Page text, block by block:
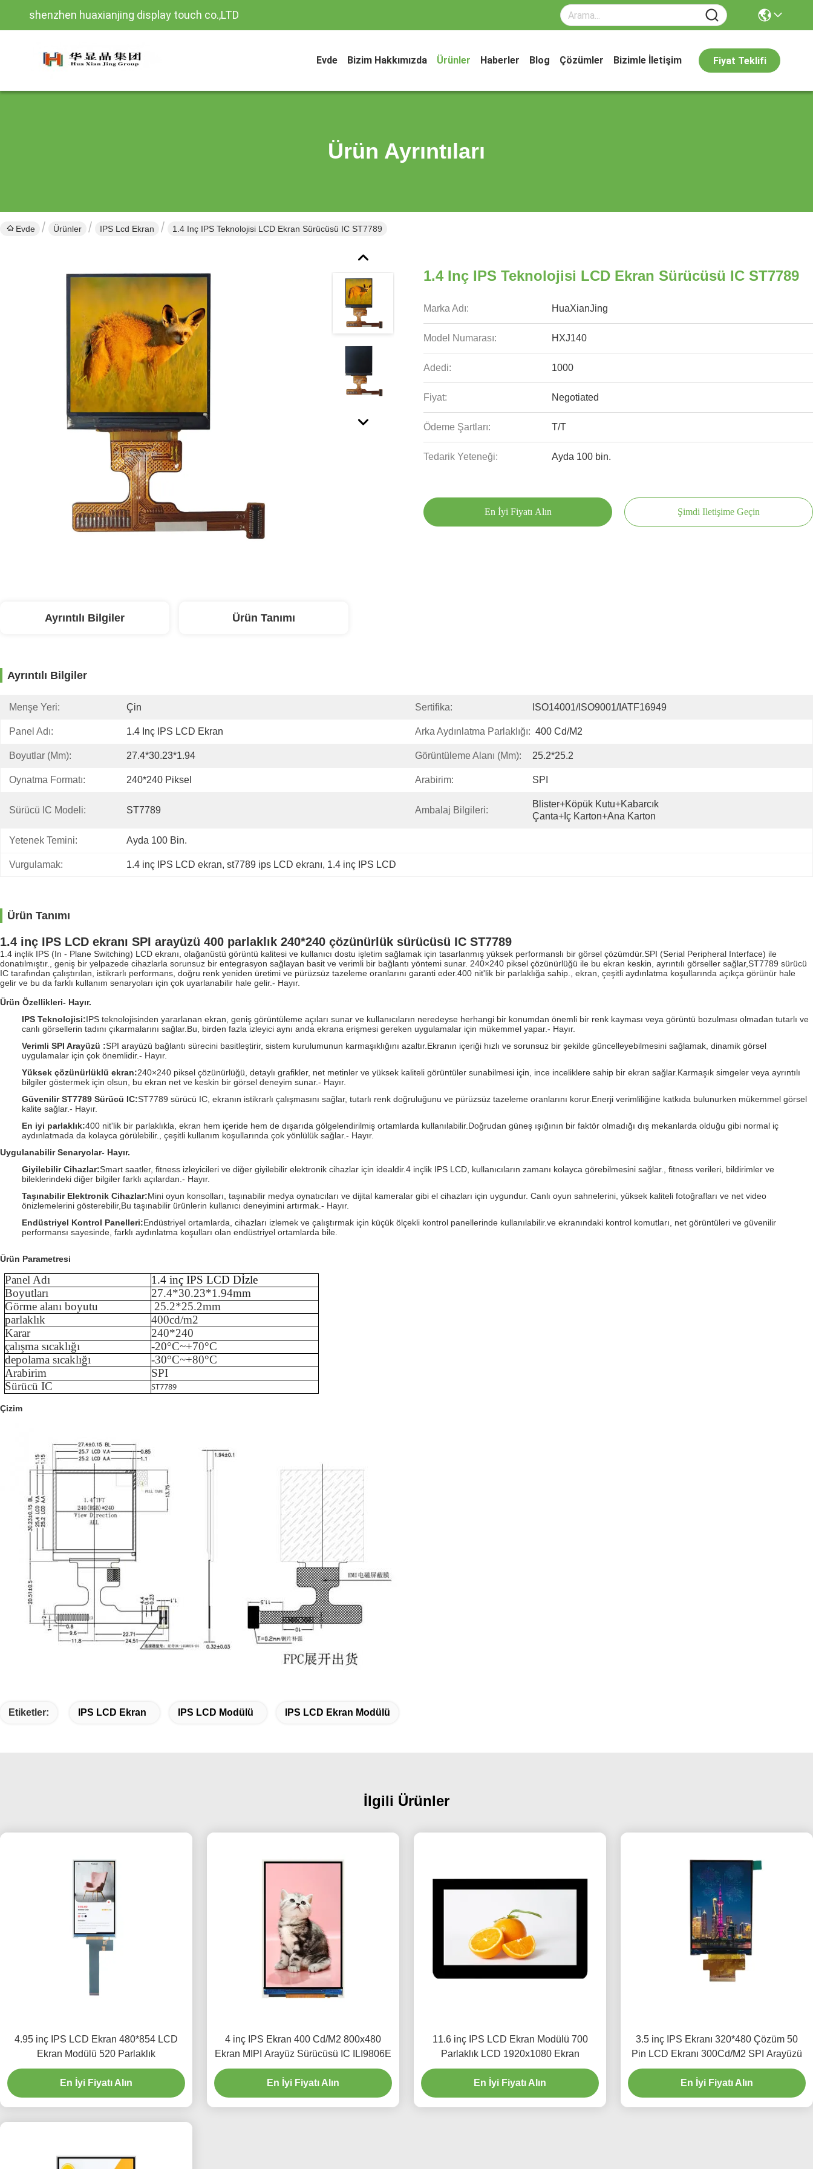
shenzhen huaxianjing display touch co.,LTD
Evde Bizim Hakkımızda Ürünler Haberler Blog Çözümler Bizimle İletişim Fiyat Teklifi
Ürün Ayrıntıları
Evde Ürünler IPS Lcd Ekran 1.4 Inç IPS Teknolojisi LCD Ekran Sürücüsü IC ST7789
1.4 Inç IPS Teknolojisi LCD Ekran Sürücüsü IC ST7789
Marka Adı: HuaXianJing
Model Numarası: HXJ140
Adedi: 1000
Fiyat: Negotiated
Ödeme Şartları: T/T
Tedarik Yeteneği: Ayda 100 bin.
En İyi Fiyatı Alın Şimdi Iletişime Geçin
Ayrıntılı Bilgiler Ürün Tanımı
Ayrıntılı Bilgiler
Menşe Yeri: Çin Sertifika: ISO14001/ISO9001/IATF16949
Panel Adı: 1.4 Inç IPS LCD Ekran Arka Aydınlatma Parlaklığı: 400 Cd/m2
Boyutlar (mm): 27.4*30.23*1.94 Görüntüleme Alanı (mm): 25.2*25.2
Oynatma Formatı: 240*240 Piksel Arabirim: SPI
Sürücü IC Modeli: ST7789 Ambalaj Bilgileri:
Blister+köpük Kutu+kabarcık
Çanta+iç Karton+ana Karton
Yetenek Temini: Ayda 100 Bin.
Vurgulamak: 1.4 inç IPS LCD ekran, st7789 ips LCD ekranı, 1.4 inç IPS LCD
Ürün Tanımı
1.4 inç IPS LCD ekranı SPI arayüzü 400 parlaklık 240*240 çözünürlük sürücüsü IC ST7789
1.4 inçlik IPS (In - Plane Switching) LCD ekranı, olağanüstü görüntü kalitesi ve kullanıcı dostu işletim sağlamak için tasarlanmış yüksek performanslı bir görsel çözümdür.SPI (Serial Peripheral Interface) ile
donatılmıştır., geniş bir yelpazede cihazlarla sorunsuz bir entegrasyon sağlayan basit ve verimli bir bağlantı yöntemi sunar. 240×240 piksel çözünürlüğü ile bu ekran keskin, ayrıntılı görseller sağlar,ST7789 sürücü
IC tarafından çalıştırılan, istikrarlı performans, doğru renk yeniden üretimi ve pürüzsüz tazeleme oranlarını garanti eder.400 nit'lik bir parlaklığa sahip., ekran, çeşitli aydınlatma koşullarında açıkça görünür hale
gelir ve bu da farklı kullanım senaryoları için çok uyarlanabilir hale gelir.- Hayır.
Ürün Özellikleri- Hayır.
IPS Teknolojisi:IPS teknolojisinden yararlanan ekran, geniş görüntüleme açıları sunar ve kullanıcıların neredeyse herhangi bir konumdan önemli bir renk kayması veya görüntü bozulması olmadan tutarlı ve
canlı görsellerin tadını çıkarmalarını sağlar.Bu, birden fazla izleyici aynı anda ekrana erişmesi gereken uygulamalar için mükemmel yapar.- Hayır.
Verimli SPI Arayüzü :SPI arayüzü bağlantı sürecini basitleştirir, sistem kurulumunun karmaşıklığını azaltır.Ekranın içeriği hızlı ve sorunsuz bir şekilde güncelleyebilmesini sağlamak, dinamik görsel
uygulamalar için çok önemlidir.- Hayır.
Yüksek çözünürlüklü ekran:240×240 piksel çözünürlüğü, detaylı grafikler, net metinler ve yüksek kaliteli görüntüler sunabilmesi için, ince inceliklere sahip bir ekran sağlar.Karmaşık simgeler veya ayrıntılı
bilgiler göstermek için olsun, bu ekran net ve keskin bir görsel deneyim sunar.- Hayır.
Güvenilir ST7789 Sürücü IC:ST7789 sürücü IC, ekranın istikrarlı çalışmasını sağlar, tutarlı renk doğruluğunu ve pürüzsüz tazeleme oranlarını korur.Enerji verimliliğine katkıda bulunurken mükemmel görsel
kalite sağlar.- Hayır.
En iyi parlaklık:400 nit'lik bir parlaklıkla, ekran hem içeride hem de dışarıda gölgelendirilmiş ortamlarda kullanılabilir.Doğrudan güneş ışığının bir faktör olmadığı dış mekanlarda olduğu gibi normal iç
aydınlatmada da kolayca görülebilir., çeşitli kullanım koşullarında çok yönlülük sağlar.- Hayır.
Uygulanabilir Senaryolar- Hayır.
Giyilebilir Cihazlar:Smart saatler, fitness izleyicileri ve diğer giyilebilir elektronik cihazlar için idealdir.4 inçlik IPS LCD, kullanıcıların zamanı kolayca görebilmesini sağlar., fitness verileri, bildirimler ve
bileklerindeki diğer bilgiler farklı açılardan. - Hayır.
Taşınabilir Elektronik Cihazlar:Mini oyun konsolları, taşınabilir medya oynatıcıları ve dijital kameralar gibi el cihazları için uygundur. Canlı oyun sahnelerini, yüksek kaliteli fotoğrafları ve net video
önizlemelerini gösterebilir,Bu taşınabilir ürünlerin kullanıcı deneyimini artırmak. - Hayır.
Endüstriyel Kontrol Panelleri:Endüstriyel ortamlarda, cihazları izlemek ve çalıştırmak için küçük ölçekli kontrol panellerinde kullanılabilir.ve ekranındaki kontrol komutları, net görüntüleri ve güvenilir
performansı sayesinde, farklı aydınlatma koşulları olan endüstriyel ortamlarda bile.
Ürün Parametresi
Panel Adı 1.4 inç IPS LCD Dİzle
Boyutları
27.4*30.23*1.94mm
Görme alanı boyutu
25.2*25.2mm
parlaklık
400cd/m2
Karar
240*240
çalışma sıcaklığı
-20°C~+70°C
depolama sıcaklığı
-30°C~+80°C
Arabirim
SPI
Sürücü IC
ST7789
Çizim
Etiketler: IPS LCD Ekran IPS LCD Modülü IPS LCD Ekran Modülü
İlgili Ürünler
4.95 inç IPS LCD Ekran 480*854 LCD
Ekran Modülü 520 Parlaklık
En İyi Fiyatı Alın
4 inç IPS Ekran 400 Cd/M2 800x480
Ekran MIPI Arayüz Sürücüsü IC ILI9806E
En İyi Fiyatı Alın
11.6 inç IPS LCD Ekran Modülü 700
Parlaklık LCD 1920x1080 Ekran
En İyi Fiyatı Alın
3.5 inç IPS Ekranı 320*480 Çözüm 50
Pin LCD Ekranı 300Cd/M2 SPI Arayüzü
En İyi Fiyatı Alın